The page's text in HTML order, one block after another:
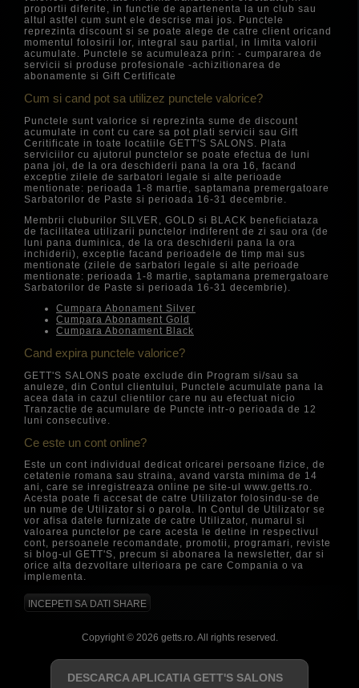
proportii diferite, in functie de apartenenta la un club sau
altul astfel cum sunt ele descrise mai jos. Punctele
reprezinta discount si se poate alege de catre client oricand
momentul folosirii lor, integral sau partial, in limita valorii
acumulate. Punctele se acumuleaza prin: - cumpararea de
servicii si produse profesionale -achizitionarea de
abonamente si Gift Certificate
Cum si cand pot sa utilizez punctele valorice?
Punctele sunt valorice si reprezinta sume de discount
acumulate in cont cu care sa pot plati servicii sau Gift
Ceritificate in toate locatiile GETT'S SALONS. Plata
serviciilor cu ajutorul punctelor se poate efectua de luni
pana joi, de la ora deschiderii pana la ora 16, facand
exceptie zilele de sarbatori legale si alte perioade
mentionate: perioada 1-8 martie, saptamana premergatoare
Sarbatorilor de Paste si perioada 16-31 decembrie.
Membrii cluburilor SILVER, GOLD si BLACK beneficiataza
de facilitatea utilizarii punctelor indiferent de zi sau ora (de
luni pana duminica, de la ora deschiderii pana la ora
inchiderii), exceptie facand perioadele de timp mai sus
mentionate (zilele de sarbatori legale si alte perioade
mentionate: perioada 1-8 martie, saptamana premergatoare
Sarbatorilor de Paste si perioada 16-31 decembrie).
Cumpara Abonament Silver
Cumpara Abonament Gold
Cumpara Abonament Black
Cand expira punctele valorice?
GETT'S SALONS poate exclude din Program si/sau sa
anuleze, din Contul clientului, Punctele acumulate pana la
acea data in cazul clientilor care nu au efectuat nicio
Tranzactie de acumulare de Puncte intr-o perioada de 12
luni consecutive.
Ce este un cont online?
Este un cont individual dedicat oricarei persoane fizice, de
cetatenie romana sau straina, avand varsta minima de 14
ani, care se inregistreaza online pe site-ul www.getts.ro.
Acesta poate fi accesat de catre Utilizator folosindu-se de
un nume de Utilizator si o parola. In Contul de Utilizator se
vor afisa datele furnizate de catre Utilizator, numarul si
valoarea punctelor pe care acesta le detine in respectivul
cont, persoanele recomandate, promotii, programari, reviste
si blog-ul GETT'S, precum si abonarea la newsletter, dar si
orice alta dezvoltare ulterioara pe care Compania o va
implementa.
INCEPETI SA DATI SHARE
Copyright © 2026 getts.ro. All rights reserved.
DESCARCA APLICATIA GETT'S SALONS